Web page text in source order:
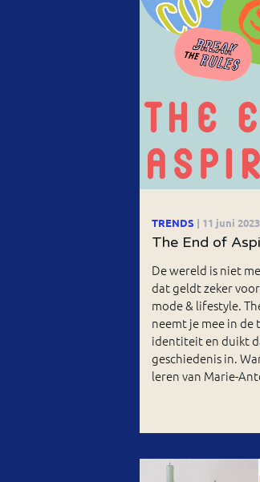
TRENDS | 11 juni 2023
The End of
De wereld is niet
dat geldt zeker
mode & lifestyle.
neemt je mee in de
identiteit en duikt
geschiedenis in.
leren van Marie-